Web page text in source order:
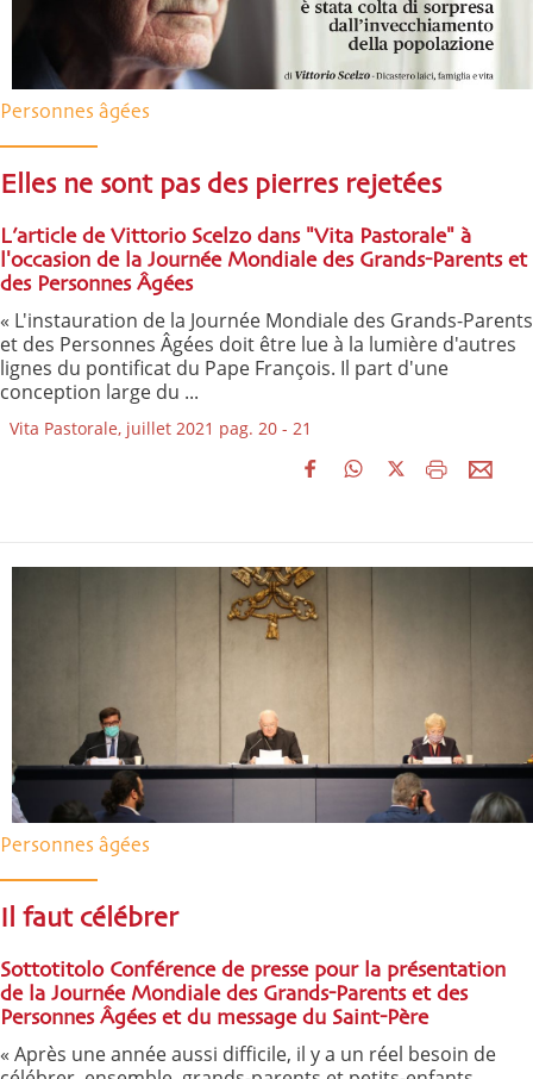
Personnes âgées
Elles ne sont pas des pierres rejetées
L’article de Vittorio Scelzo dans "Vita Pastorale" à
l'occasion de la Journée Mondiale des Grands-Parents et
des Personnes Âgées
« L'instauration de la Journée Mondiale des Grands-Parents
et des Personnes Âgées doit être lue à la lumière d'autres
lignes du pontificat du Pape François. Il part d'une
conception large du ...
Vita Pastorale, juillet 2021 pag. 20 - 21
Personnes âgées
Il faut célébrer
Sottotitolo Conférence de presse pour la présentation
de la Journée Mondiale des Grands-Parents et des
Personnes Âgées et du message du Saint-Père
« Après une année aussi difficile, il y a un réel besoin de